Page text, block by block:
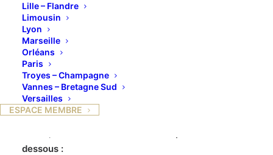
Lille – Flandre
Limousin
Lyon
Marseille
Orléans
Paris
Troyes – Champagne
Vannes – Bretagne Sud
Versailles
ESPACE MEMBRE
Ce contenu est protégé par un mot de passe. Pour
dessous :